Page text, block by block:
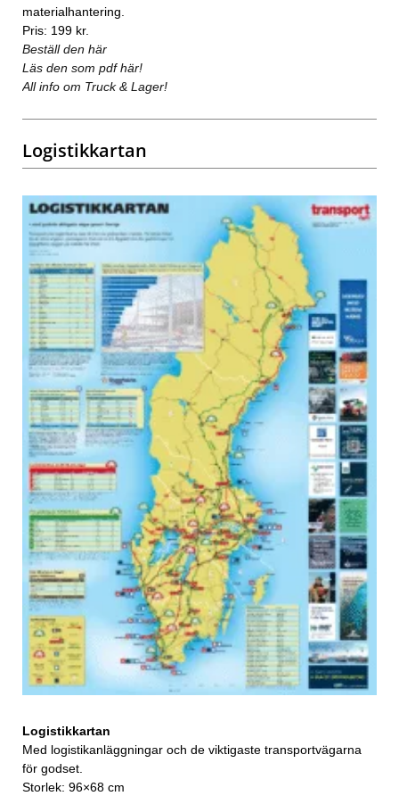
materialhantering.
Pris: 199 kr.
Beställ den här
Läs den som pdf här!
All info om Truck & Lager!
Logistikkartan
Logistikkartan
Med logistikanläggningar och de viktigaste transportvägarna
för godset.
Storlek: 96×68 cm